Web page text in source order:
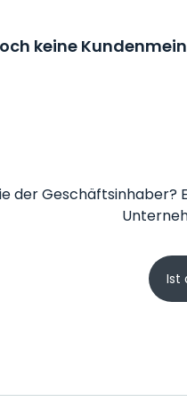
keine
der Geschäftsinhaber?
Ist